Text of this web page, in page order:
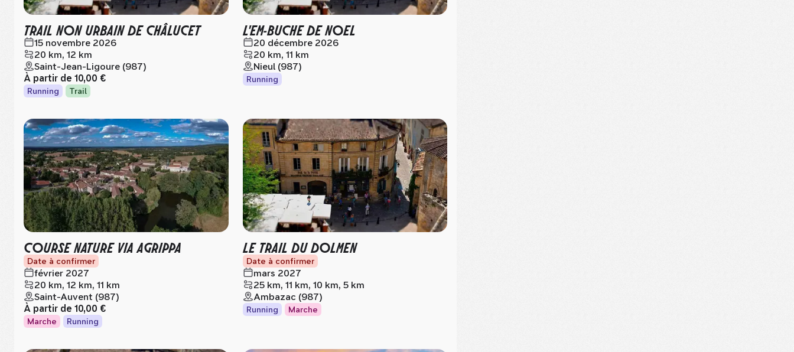
TRAIL NON URBAIN DE CHÂLUCET
15 novembre 2026
20 km, 12 km
Saint-Jean-Ligoure (987)
À partir de 10,00 €
Running Trail
L'EM-BUCHE DE NOEL
20 décembre 2026
20 km, 11 km
Nieul (987)
Running
COURSE NATURE VIA AGRIPPA
Date à confirmer
février 2027
20 km, 12 km, 11 km
Saint-Auvent (987)
À partir de 10,00 €
Marche Running
LE TRAIL DU DOLMEN
Date à confirmer
mars 2027
25 km, 11 km, 10 km, 5 km
Ambazac (987)
Running Marche